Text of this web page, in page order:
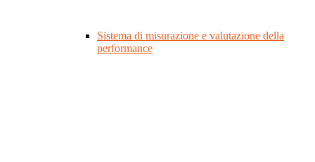
Sistema di misurazione e valutazione della
performance